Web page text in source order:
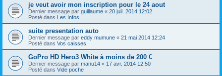
je veut avoir mon inscription pour le 24 aout
Dernier message par guillaume « 20 juil. 2014 12:02
Posté dans Les Infos
suite presentation auto
Dernier message par eddy mumune « 21 mai 2014 12:24
Posté dans Vos caisses
GoPro HD Hero3 White à moins de 200 €
Dernier message par manu14 « 17 avr. 2014 12:50
Posté dans Vide poche